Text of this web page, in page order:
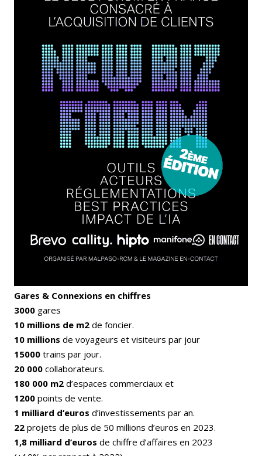
Gares & Connexions en chiffres
3000 gares
10 millions de m2 de foncier.
10 millions de voyageurs et visiteurs par jour
15000 trains par jour.
20 000 collaborateurs.
180 000 m2 d’espaces commerciaux et
1200 points de vente.
1 milliard d’euros d’investissements par an.
22 projets de plus de 50 millions d’euros en 2023.
1,8 milliard d’euros de chiffre d’affaires en 2023